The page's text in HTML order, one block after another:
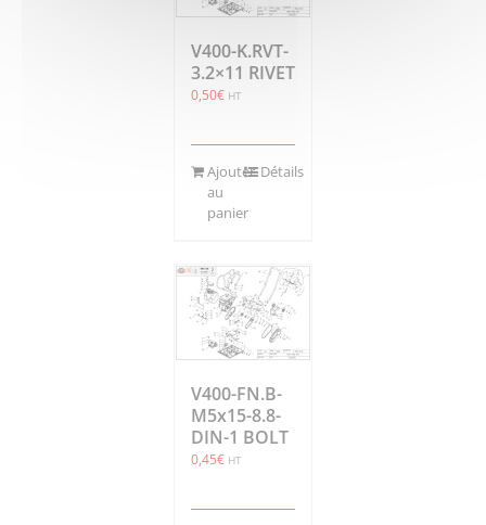
V400-K.RVT-
3.2×11 RIVET
0,50€ HT
Ajouter
au
panier
Détails
V400-FN.B-
M5x15-8.8-
DIN-1 BOLT
0,45€ HT